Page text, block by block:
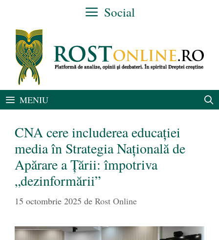
conținut
Social
MENIU
CNA cere includerea educaţiei
media în Strategia Naţională de
Apărare a Ţării: împotriva
„dezinformării”
15 octombrie 2025 de Rost Online